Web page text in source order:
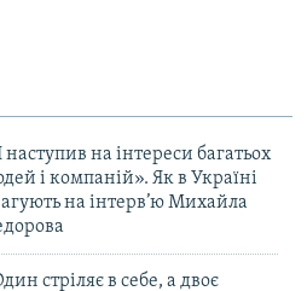
наступив на інтереси багатьох
і компаній». Як в Україні
на інтерв’ю Михайла
стріляє в себе, а двоє